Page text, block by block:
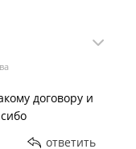
договору и
ответить